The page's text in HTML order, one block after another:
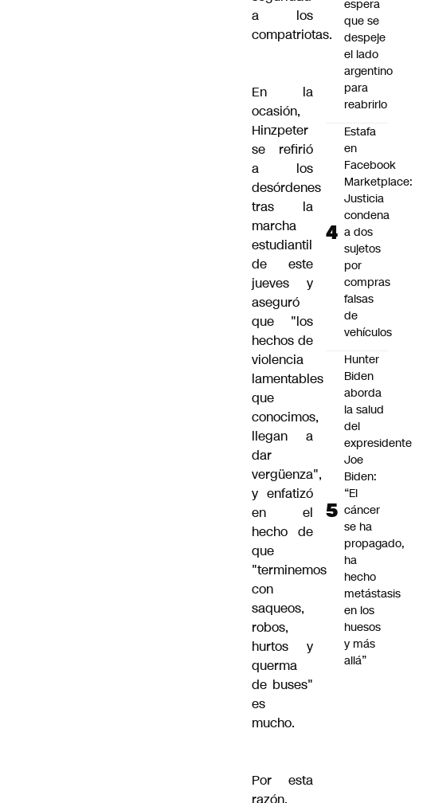
a los
compatriotas.
En la
ocasión,
Hinzpeter
se refirió
a los
desórdenes
tras la
marcha
estudiantil
de este
jueves y
aseguró
que "los
hechos de
violencia
lamentables
que
conocimos,
llegan a
dar
vergüenza",
y enfatizó
en el
hecho de
que
"terminemos
con
saqueos,
robos,
hurtos y
querma
de buses"
es
mucho.
Por esta
razón,
espera
que se
despeje
el lado
argentino
para
reabrirlo
Estafa
en
Facebook
Marketplace:
Justicia
condena
a dos
sujetos
por
compras
falsas
de
vehículos
Hunter
Biden
aborda
la salud
del
expresidente
Joe
Biden:
“El
cáncer
se ha
propagado,
ha
hecho
metástasis
en los
huesos
y más
allá”